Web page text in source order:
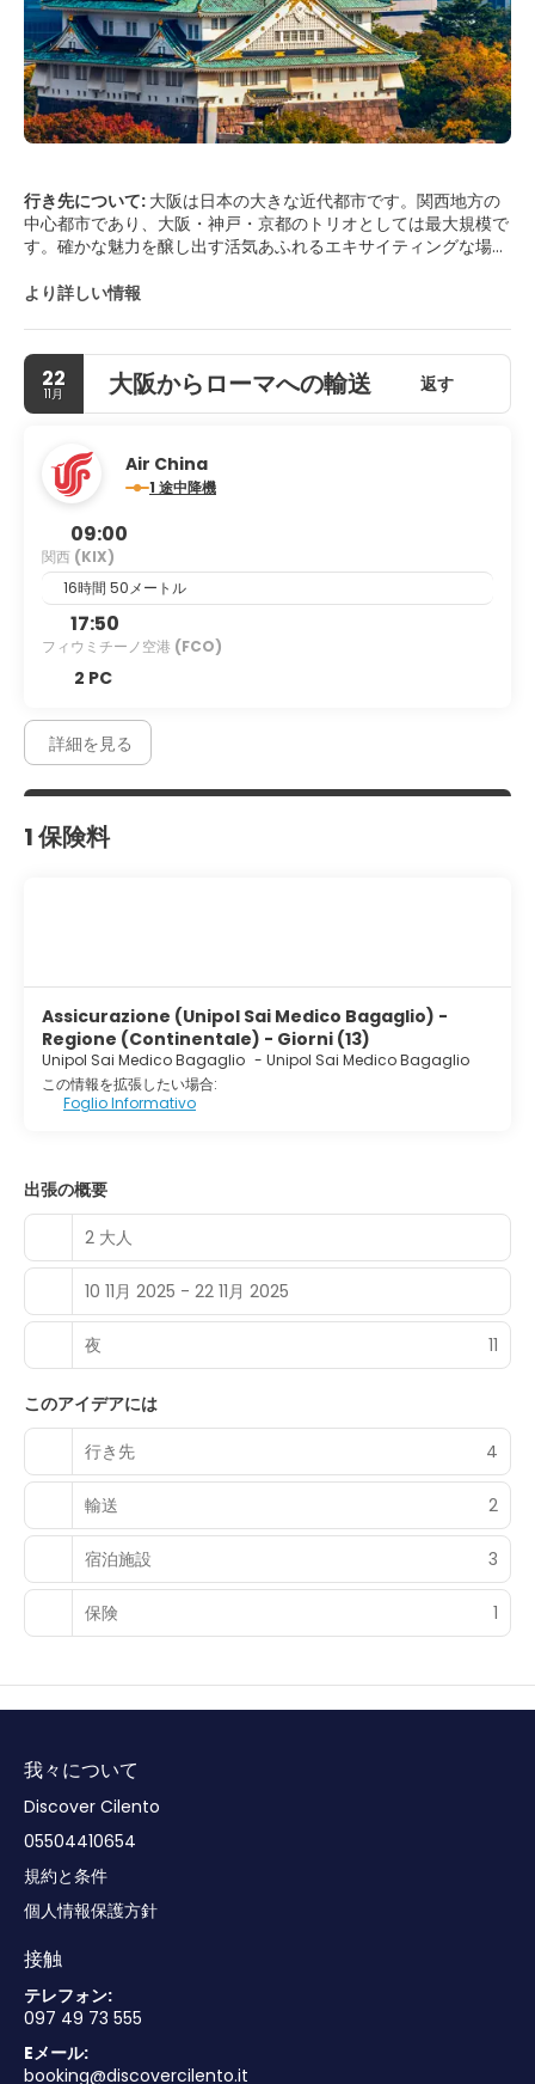
行き先について: 大阪は日本の大きな近代都市です。関西地方の
中心都市であり、大阪・神戸・京都のトリオとしては最大規模で
す。確かな魅力を醸し出す活気あふれるエキサイティングな場所
な文化の中心地に近く、東京までは弾丸列車でわずか数時間で
あります。北は大きなショッピングとビジネスエリアであり、南
は大阪で最も有名な歓楽街です。大阪の主なアトラクションは、
印象的で美しく修復された城と本当に素晴らしい水族館です。大
阪には、印象的な近代建築、活気に満ちたナイトライフシーン、
は、レストランやバーが立ち並ぶ賑やかな道頓堀に向かいましょ
う。街のすぐ外には、訪れるべき美しい場所もいくつかありま
す。箕面は大阪の郊外で、心地よい森、印象的な滝、ハイキング
化的、芸術的な魅力と、現代の日本の大都市のすべての楽しみを
兼ね備えています。日本で3番目に大きい都市は刺激的な雰囲気
を提供し、日本で最も歴史的な都市のいくつかとの素晴らしいつ
ながりがあります。
より詳しい情報
22
11月 大阪からローマへの輸送 返す
Air China
1 途中降機
09:00
関西 (KIX)
16時間 50メートル
17:50
フィウミチーノ空港 (FCO)
2 PC
詳細を見る
1 保険料
Assicurazione (Unipol Sai Medico Bagaglio) -
Regione (Continentale) - Giorni (13)
Unipol Sai Medico Bagaglio - Unipol Sai Medico Bagaglio
この情報を拡張したい場合:
Foglio Informativo
出張の概要
2 大人
10 11月 2025 - 22 11月 2025
夜 11
このアイデアには
行き先
4
輸送 2
宿泊施設 3
保険 1
我々について
Discover Cilento
05504410654
規約と条件
個人情報保護方針
接触
テレフォン:
097 49 73 555
Eメール:
booking@discovercilento.it